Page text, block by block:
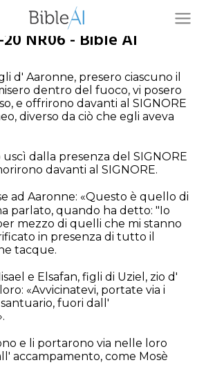
NR06 - Bible AI
d' Aaronne, presero ciascuno il
dentro del fuoco, vi posero
e offrirono davanti al SIGNORE
diverso da ciò che egli aveva
dalla presenza del SIGNORE
davanti al SIGNORE.
ad Aaronne: «Questo è quello di
parlato, quando ha detto: "Io
mezzo di quelli che mi stanno
in presenza di tutto il
tacque.
e Elsafan, figli di Uziel, zio d'
«Avvicinatevi, portate via i
fuori dall'
e li portarono via nelle loro
accampamento, come Mosè